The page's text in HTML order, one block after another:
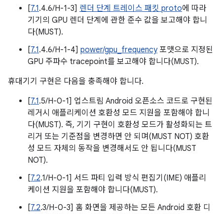
[7.1.4.6/H-1-3] 렌더 단계 트레이스 패킷 proto에 따라
기기의 GPU 렌더 단계에 관한 준수 값을 보고해야 합니
다(MUST).
[7.1.4.6/H-1-4] power/gpu_frequency포맷으로 지정된
GPU 주파수 tracepoint를 보고해야 합니다(MUST).
휴대기기 구현은 다음을 충족해야 합니다.
[7.1.5/H-0-1] 업스트림 Android 오픈소스 코드로 구현된
레거시 애플리케이션 호환성 모드 지원을 포함해야 합니
다(MUST). 즉, 기기 구현이 호환성 모드가 활성화되는 트
리거 또는 기준점을 변경하면 안 되며(MUST NOT) 호환
성 모드 자체의 동작을 변경해서도 안 됩니다(MUST
NOT).
[7.2.1/H-0-1] 서드 파티 입력 방식 편집기(IME) 애플리
케이션 지원을 포함해야 합니다(MUST).
[7.2.3/H-0-3] 홈 화면을 제공하는 모든 Android 호환 디